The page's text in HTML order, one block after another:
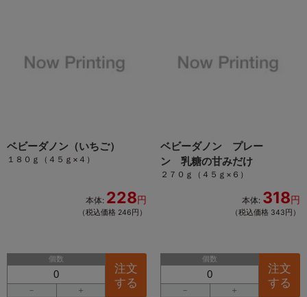
ベビーダノン（いちご）
１８０ｇ（４５ｇ×４）
本体: 228円
（税込価格 246円）
個数
－ ＋
注文
する
ベビーダノン プレー
ン 乳糖の甘みだけ
２７０ｇ（４５ｇ×６）
本体: 318円
（税込価格 343円）
個数
－ ＋
注文
する